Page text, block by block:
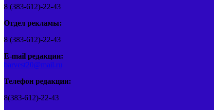
8 (383-612)-22-43
Отдел рекламы:
8 (383-612)-22-43
E-mail редакции:
barvest20@mail.ru
Телефон редакции:
8(383-612)-22-43